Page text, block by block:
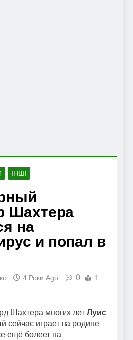
ІНШІ
Шахтера
на
и попал в
4 Роки Ago 0
1
Шахтера многих лет Луис
сейчас играет на родине
ещё болеет на